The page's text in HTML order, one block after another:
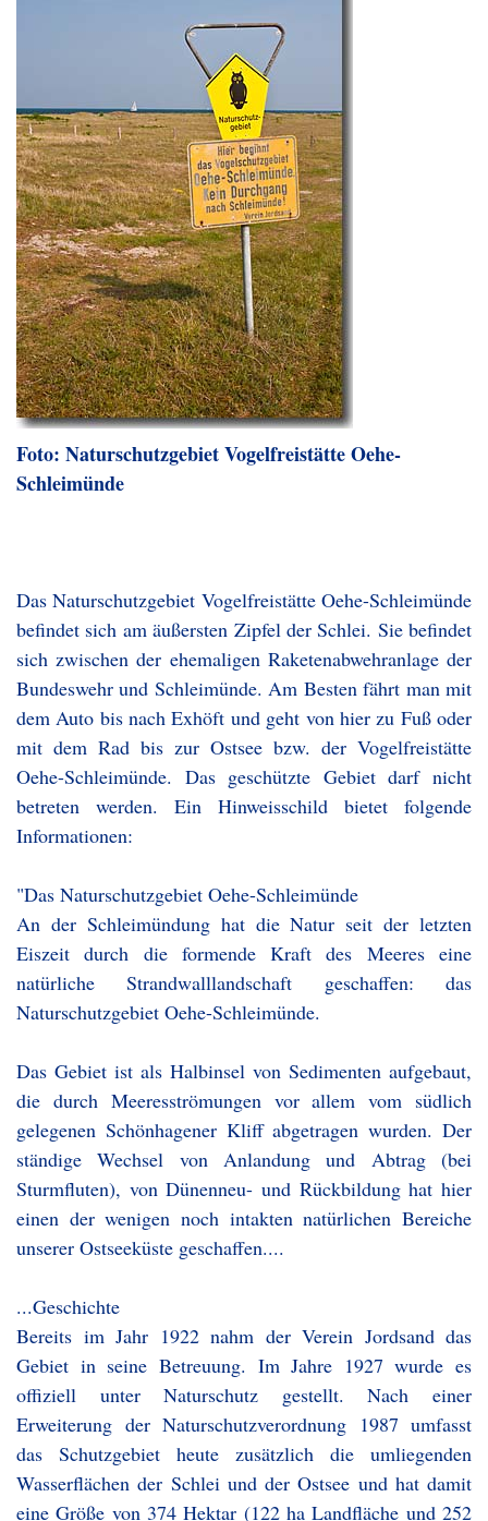
Foto: Naturschutzgebiet Vogelfreistätte Oehe-
Schleimünde
Das Naturschutzgebiet Vogelfreistätte Oehe-Schleimünde
befindet sich am äußersten Zipfel der Schlei. Sie befindet
sich zwischen der ehemaligen Raketenabwehranlage der
Bundeswehr und Schleimünde. Am Besten fährt man mit
dem Auto bis nach Exhöft und geht von hier zu Fuß oder
mit dem Rad bis zur Ostsee bzw. der Vogelfreistätte
Oehe-Schleimünde. Das geschützte Gebiet darf nicht
betreten werden. Ein Hinweisschild bietet folgende
Informationen:
"Das Naturschutzgebiet Oehe-Schleimünde
An der Schleimündung hat die Natur seit der letzten
Eiszeit durch die formende Kraft des Meeres eine
natürliche Strandwalllandschaft geschaffen: das
Naturschutzgebiet Oehe-Schleimünde.
Das Gebiet ist als Halbinsel von Sedimenten aufgebaut,
die durch Meeresströmungen vor allem vom südlich
gelegenen Schönhagener Kliff abgetragen wurden. Der
ständige Wechsel von Anlandung und Abtrag (bei
Sturmfluten), von Dünenneu- und Rückbildung hat hier
einen der wenigen noch intakten natürlichen Bereiche
unserer Ostseeküste geschaffen....
...Geschichte
Bereits im Jahr 1922 nahm der Verein Jordsand das
Gebiet in seine Betreuung. Im Jahre 1927 wurde es
offiziell unter Naturschutz gestellt. Nach einer
Erweiterung der Naturschutzverordnung 1987 umfasst
das Schutzgebiet heute zusätzlich die umliegenden
Wasserflächen der Schlei und der Ostsee und hat damit
eine Größe von 374 Hektar (122 ha Landfläche und 252